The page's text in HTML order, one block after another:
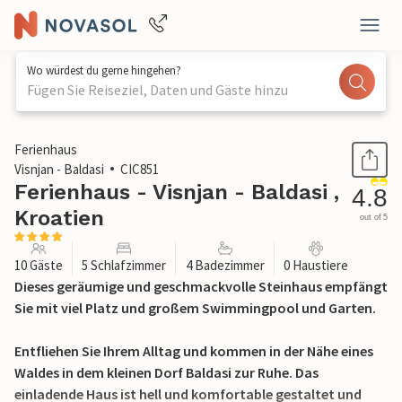
Wo würdest du gerne hingehen?
Fügen Sie Reiseziel, Daten und Gäste hinzu
1 / 38
Ferienhaus
Visnjan - Baldasi
CIC851
Ferienhaus - Visnjan - Baldasi ,
Kroatien
4.8
out of 5
10 Gäste 5 Schlafzimmer 4 Badezimmer 0 Haustiere
Dieses geräumige und geschmackvolle Steinhaus empfängt
Sie mit viel Platz und großem Swimmingpool und Garten.
Entfliehen Sie Ihrem Alltag und kommen in der Nähe eines
Waldes in dem kleinen Dorf Baldasi zur Ruhe. Das
einladende Haus ist hell und komfortable gestaltet und